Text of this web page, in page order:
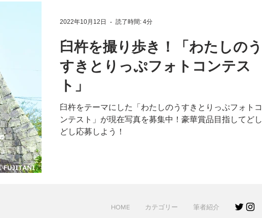
臼杵を撮り歩き！「わたしのう
すきとりっぷフォトコンテス
ト」
臼杵をテーマにした「わたしのうすきとりっぷフォトコ
ンテスト」が現在写真を募集中！豪華賞品目指してどし
どし応募しよう！
2022年10月12日 読了時間: 4分
HOME カテゴリー 筆者紹介